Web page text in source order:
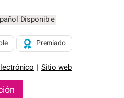
Disponible
Sitio web
Premiado